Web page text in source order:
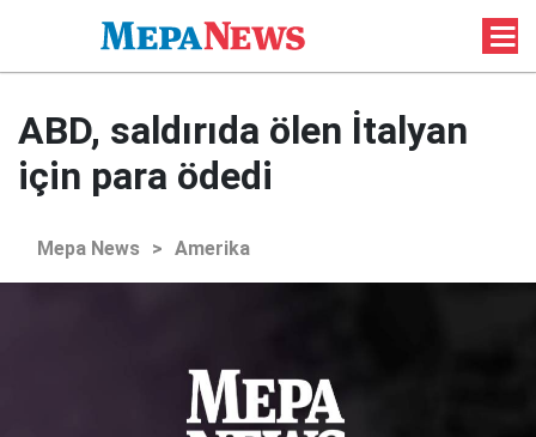
ABD, saldırıda ölen İtalyan
için para ödedi
Mepa News > Amerika